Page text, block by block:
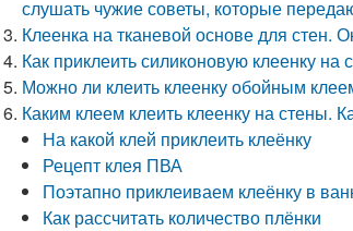
слушать чужие советы, которые
Клеенка на тканевой основе для стен.
Как приклеить силиконовую клеенку на
Можно ли клеить клеенку обойным
Каким клеем клеить клеенку на стены.
На какой клей приклеить клеёнку
Рецепт клея ПВА
Поэтапно приклеиваем клеёнку в
Как рассчитать количество плёнки